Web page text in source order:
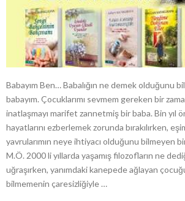
Babayım Ben… Babalığın ne demek olduğunu
babayım. Çocuklarımı sevmem gereken bir
inatlaşmayı marifet zannetmiş bir baba. Bin yıl
hayatlarını ezberlemek zorunda bırakılırken,
yavrularımın neye ihtiyacı olduğunu bilmeyen
M.Ö. 2000 li yıllarda yaşamış filozofların ne
uğraşırken, yanımdaki kanepede ağlayan
bilmemenin çaresizliğiyle …